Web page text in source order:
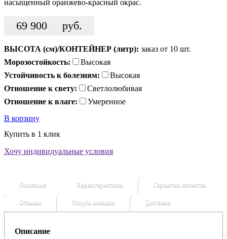
насыщенный оранжево-красный окрас.
69 900 руб.
ВЫСОТА (см)/КОНТЕЙНЕР (литр): заказ от 10 шт.
Морозостойкость:
Высокая
Устойчивость к болезням:
Высокая
Отношение к свету:
Светлолюбивая
Отношение к влаге:
Умеренное
В корзину
Купить в 1 клик
Хочу индивидуальные условия
Описание Характеристики Гарантия качества
Отзывы Услуги посадки Доставка
Описание